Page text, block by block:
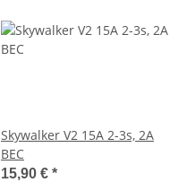
Skywalker V2 15A 2-3s, 2A
BEC
15,90 € *